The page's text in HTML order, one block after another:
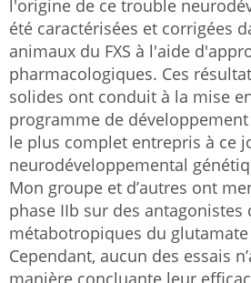
l'origine de ce trouble
été caractérisées et corrigées
animaux du FXS à l'aide
pharmacologiques. Ces
solides ont conduit à la mise
programme de
le plus complet entrepris à ce
neurodéveloppemental
Mon groupe et d’autres ont
phase IIb sur des antagonistes
métabotropiques du glutamate
Cependant, aucun des essais